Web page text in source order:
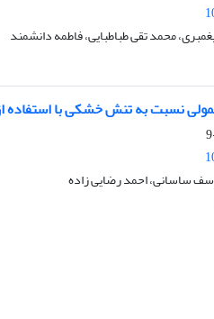
محمد تقی طباطبایی، فاطمه دانشمند
معمولی نسبت به تنش خشکی با
ساسانی، احمد رضایی زاده